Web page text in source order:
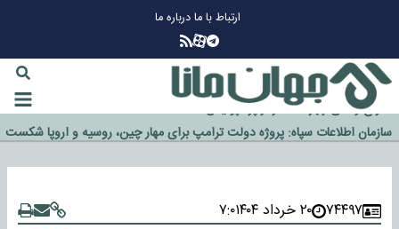
ارتباط با مادرباره ما
گزینه جدایی اوسمار روی میز مدیران پرسپولیس
آیا رئیس جمهور آمریکا قانون را دور می‌زند؟
اخراج رسمی چهره نامدار از پرسپولیس
سازمان اطلاعات سپاه: پروژه دولت ترامپ برای مهار چین، روسیه و اروپا شکست
خورد
۷۴۴۹۷ ۲۰ خرداد ۱۴۰۴
۷:۰